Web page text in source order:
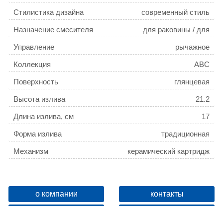
Стилистика дизайна современный стиль
Назначение смесителя
для раковины / для
раковины-чаши
Управление
рычажное
Коллекция ABC
Поверхность глянцевая
Высота излива 21.2
Длина излива, см 17
Форма излива традиционная
Механизм керамический картридж
Расположение рычага сверху
Отверстия для монтажа 1 отверстие
о компании контакты